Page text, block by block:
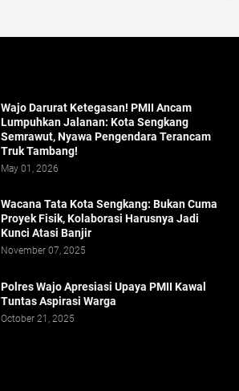
Wajo Darurat Ketegasan! PMII Ancam
Lumpuhkan Jalanan: Kota Sengkang
Semrawut, Nyawa Pengendara Terancam
Truk Tambang!
May 01, 2026
​Wacana Tata Kota Sengkang: Bukan Cuma
Proyek Fisik, Kolaborasi Harusnya Jadi
Kunci Atasi Banjir
November 07, 2025
Polres Wajo Apresiasi Upaya PMII Kawal
Tuntas Aspirasi Warga
October 21, 2025